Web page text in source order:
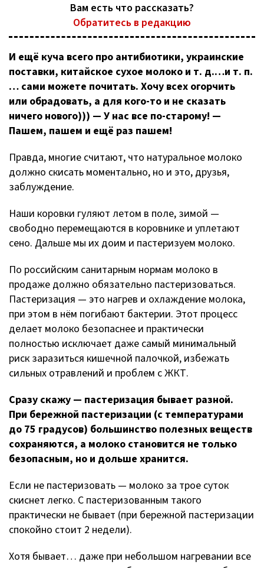
И ещё куча всего про антибиотики, украинские
поставки, китайское сухое молоко и т. д.…и т. п.
… сами можете почитать. Хочу всех огорчить
или обрадовать, а для кого-то и не сказать
ничего нового))) — У нас все по-старому! —
Пашем, пашем и ещё раз пашем!
Правда, многие считают, что натуральное молоко
должно скисать моментально, но и это, друзья,
заблуждение.
Наши коровки гуляют летом в поле, зимой —
свободно перемещаются в коровнике и уплетают
сено. Дальше мы их доим и пастеризуем молоко.
По российским санитарным нормам молоко в
продаже должно обязательно пастеризоваться.
Пастеризация — это нагрев и охлаждение молока,
при этом в нём погибают бактерии. Этот процесс
делает молоко безопаснее и практически
полностью исключает даже самый минимальный
риск заразиться кишечной палочкой, избежать
сильных отравлений и проблем с ЖКТ.
Сразу скажу — пастеризация бывает разной.
При бережной пастеризации (с температурами
до 75 градусов) большинство полезных веществ
сохраняются, а молоко становится не только
безопасным, но и дольше хранится.
Если не пастеризовать — молоко за трое суток
скиснет легко. С пастеризованным такого
практически не бывает (при бережной пастеризации
спокойно стоит 2 недели).
Хотя бывает… даже при небольшом нагревании все
Вам есть что рассказать?
Обратитесь в редакцию